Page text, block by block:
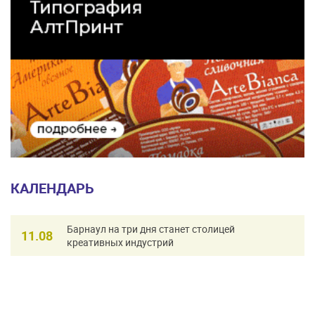
КАЛЕНДАРЬ
11.08
Барнаул на три дня станет столицей
креативных индустрий